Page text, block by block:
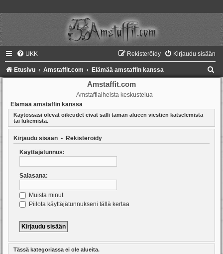
UKK Kirjaudu sisään
Rekisteröidy
Etusivu Amstaffit.com Elämää amstaffin kanssa
Amstaffit.com
Amstaffiaiheista keskustelua
Elämää amstaffin kanssa
Käytössäsi olevat oikeudet eivät salli tämän alueen viestien katselemista
tai lukemista.
Kirjaudu sisään • Rekisteröidy
Käyttäjätunnus:
Salasana:
Muista minut
Piilota käyttäjätunnukseni tällä kertaa
Tässä kategoriassa ei ole alueita.